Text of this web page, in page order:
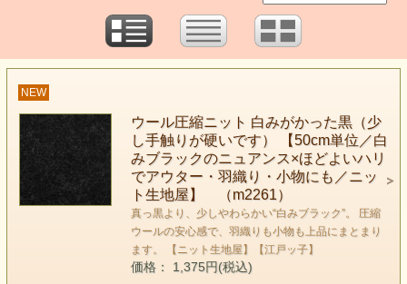
NEW
ウール圧縮ニット 白みがかった黒（少
し手触りが硬いです） 【50cm単位／白
みブラックのニュアンス×ほどよいハリ
でアウター・羽織り・小物にも／ニッ
ト生地屋】 （m2261）
真っ黒より、少しやわらかい“白みブラック”。 圧縮
ウールの安心感で、羽織りも小物も上品にまとまり
ます。 【ニット生地屋】【江戸ッ子】
価格： 1,375円(税込)